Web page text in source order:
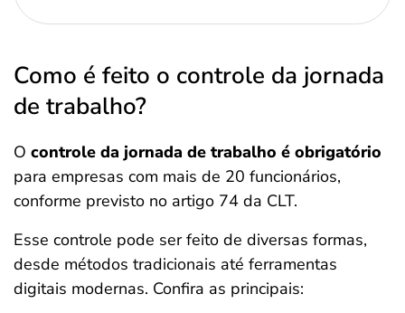
Como é feito o controle da jornada
de trabalho?
O controle da jornada de trabalho é obrigatório
para empresas com mais de 20 funcionários,
conforme previsto no artigo 74 da CLT.
Esse controle pode ser feito de diversas formas,
desde métodos tradicionais até ferramentas
digitais modernas. Confira as principais: